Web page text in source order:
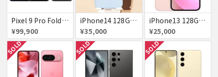
Pixel 9 Pro Fold 256GB Obsidian docomo 送料無料
¥99,900
iPhone14 128GB Blue au 送料無料
¥35,000
iPhone13 128GB ピンク docomo 送料無料
¥25,000
SOLD SOLD SOLD